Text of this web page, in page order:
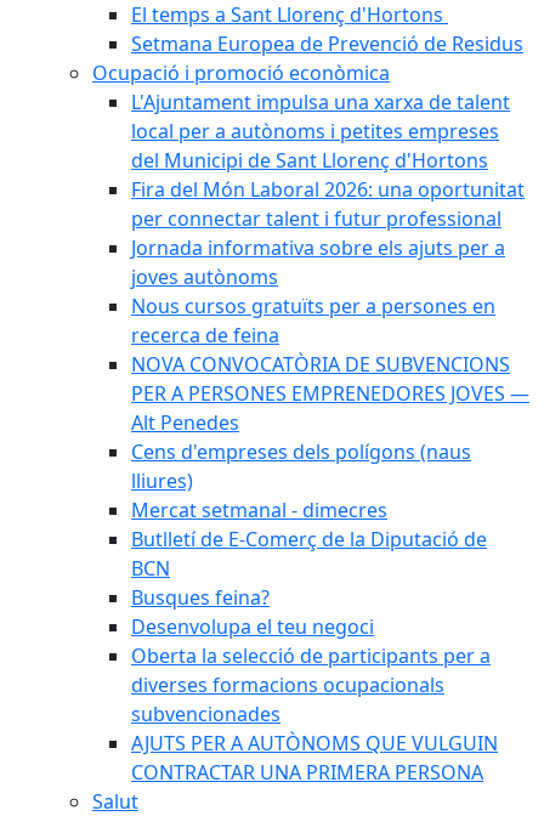
El temps a Sant Llorenç d'Hortons
Setmana Europea de Prevenció de Residus
Ocupació i promoció econòmica
L'Ajuntament impulsa una xarxa de talent
local per a autònoms i petites empreses
del Municipi de Sant Llorenç d'Hortons
Fira del Món Laboral 2026: una oportunitat
per connectar talent i futur professional
Jornada informativa sobre els ajuts per a
joves autònoms
Nous cursos gratuïts per a persones en
recerca de feina
NOVA CONVOCATÒRIA DE SUBVENCIONS
PER A PERSONES EMPRENEDORES JOVES —
Alt Penedes
Cens d'empreses dels polígons (naus
lliures)
Mercat setmanal - dimecres
Butlletí de E-Comerç de la Diputació de
BCN
Busques feina?
Desenvolupa el teu negoci
Oberta la selecció de participants per a
diverses formacions ocupacionals
subvencionades
AJUTS PER A AUTÒNOMS QUE VULGUIN
CONTRACTAR UNA PRIMERA PERSONA
Salut